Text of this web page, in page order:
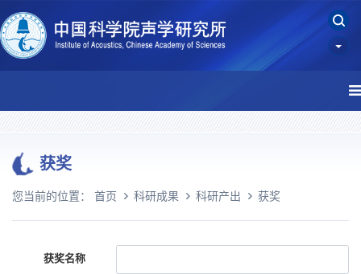
获奖
您当前的位置： 首页 科研成果 科研产出 获奖
获奖名称